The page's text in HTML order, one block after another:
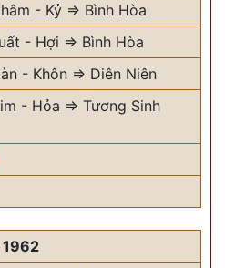
- Kỷ => Bình Hòa
- Hợi => Bình Hòa
- Khôn => Diên Niên
- Hỏa => Tương Sinh
1962